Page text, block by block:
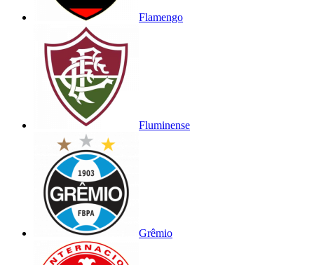
Flamengo
Fluminense
Grêmio